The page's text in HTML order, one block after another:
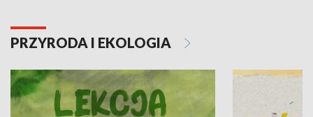
PRZYRODA I EKOLOGIA